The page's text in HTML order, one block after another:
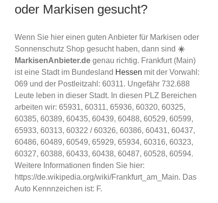
oder Markisen gesucht?
Wenn Sie hier einen guten Anbieter für Markisen oder
Sonnenschutz Shop gesucht haben, dann sind ☀️
MarkisenAnbieter.de genau richtig. Frankfurt (Main)
ist eine Stadt im Bundesland Hessen mit der Vorwahl:
069 und der Postleitzahl: 60311. Ungefähr 732.688
Leute leben in dieser Stadt. In diesen PLZ Bereichen
arbeiten wir: 65931, 60311, 65936, 60320, 60325,
60385, 60389, 60435, 60439, 60488, 60529, 60599,
65933, 60313, 60322 / 60326, 60386, 60431, 60437,
60486, 60489, 60549, 65929, 65934, 60316, 60323,
60327, 60388, 60433, 60438, 60487, 60528, 60594.
Weitere Informationen finden Sie hier:
https://de.wikipedia.org/wiki/Frankfurt_am_Main. Das
Auto Kennnzeichen ist: F.